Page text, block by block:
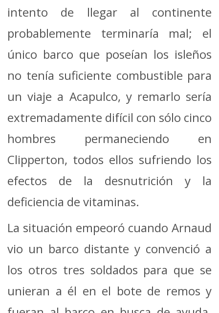
intento de llegar al continente
probablemente terminaría mal; el
único barco que poseían los isleños
no tenía suficiente combustible para
un viaje a Acapulco, y remarlo sería
extremadamente difícil con sólo cinco
hombres permaneciendo en
Clipperton, todos ellos sufriendo los
efectos de la desnutrición y la
deficiencia de vitaminas.
La situación empeoró cuando Arnaud
vio un barco distante y convenció a
los otros tres soldados para que se
unieran a él en el bote de remos y